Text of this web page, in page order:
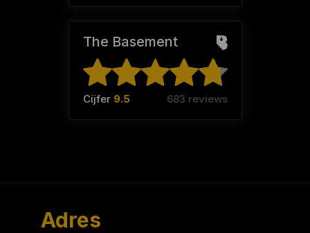
The Basement
Cijfer 9.5 683 reviews
Adres